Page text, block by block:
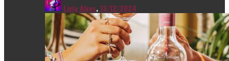
Livia Alves,13/12/2024